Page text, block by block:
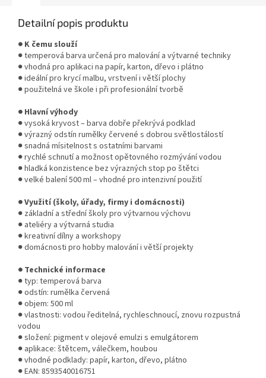
Detailní popis produktu
● K čemu slouží
● temperová barva určená pro malování a výtvarné techniky
● vhodná pro aplikaci na papír, karton, dřevo i plátno
● ideální pro krycí malbu, vrstvení i větší plochy
● použitelná ve škole i při profesionální tvorbě
● Hlavní výhody
● vysoká kryvost – barva dobře překrývá podklad
● výrazný odstín rumělky červené s dobrou světlostálostí
● snadná mísitelnost s ostatními barvami
● rychlé schnutí a možnost opětovného rozmývání vodou
● hladká konzistence bez výrazných stop po štětci
● velké balení 500 ml – vhodné pro intenzivní použití
● Využití (školy, úřady, firmy i domácnosti)
● základní a střední školy pro výtvarnou výchovu
● ateliéry a výtvarná studia
● kreativní dílny a workshopy
● domácnosti pro hobby malování i větší projekty
● Technické informace
● typ: temperová barva
● odstín: rumělka červená
● objem: 500 ml
● vlastnosti: vodou ředitelná, rychleschnoucí, znovu rozpustná
vodou
● složení: pigment v olejové emulzi s emulgátorem
● aplikace: štětcem, válečkem, houbou
● vhodné podklady: papír, karton, dřevo, plátno
● EAN: 8593540016751